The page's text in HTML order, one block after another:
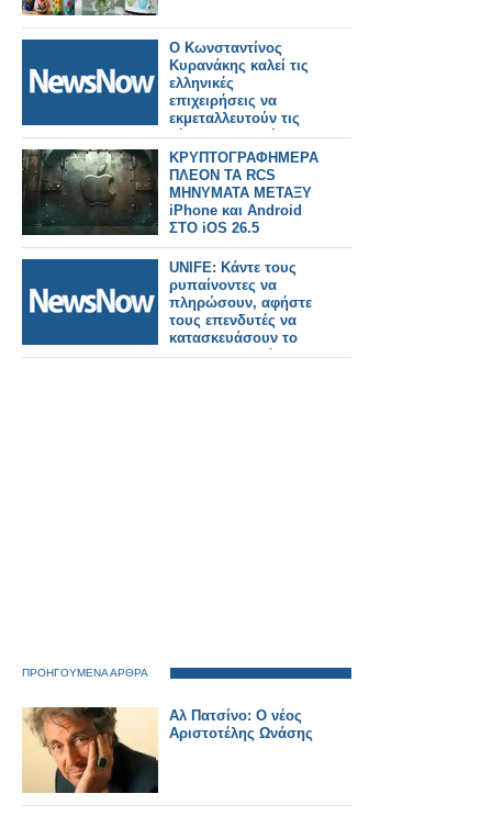
Ο Κωνσταντίνος
Κυρανάκης καλεί τις
ελληνικές
επιχειρήσεις να
εκμεταλλευτούν τις
νέες προοπτικές και
να
δραστηριοποιηθούν
στην κατασκευή
τροχαίου υλικού στη
χώρα.
ΚΡΥΠΤΟΓΡΑΦΗΜΕΡΑ
ΠΛΕΟΝ ΤΑ RCS
ΜΗΝΥΜΑΤΑ ΜΕΤΑΞΥ
iPhone και Android
ΣΤΟ iOS 26.5
UNIFE: Κάντε τους
ρυπαίνοντες να
πληρώσουν, αφήστε
τους επενδυτές να
κατασκευάσουν το
σιδηροδρομικό
ΠΡΟΗΓΟΥΜΕΝΑ ΑΡΘΡΑ
Αλ Πατσίνο: Ο νέος
Αριστοτέλης Ωνάσης